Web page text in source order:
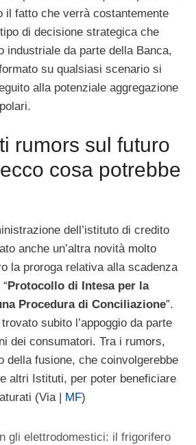
il fatto che verrà costantemente
di decisione strategica che
industriale da parte della Banca,
su qualsiasi scenario si
alla potenziale aggregazione
rumors sul futuro
cosa potrebbe
dell’istituto di credito
anche un’altra novità molto
la proroga relativa alla scadenza
Protocollo di Intesa per la
Procedura di Conciliazione”.
subito l’appoggio da parte
dei consumatori. Tra i rumors,
della fusione, che coinvolgerebbe
altri Istituti, per poter beneficiare
(Via |
MF)
gli elettrodomestici: il frigorifero